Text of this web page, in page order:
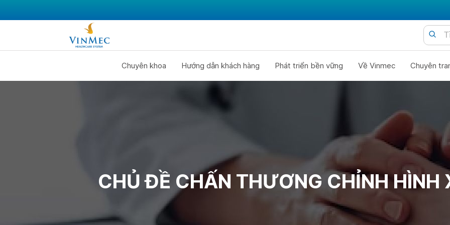
Chuyên khoa Hướng dẫn khách hàng Phát triển bền vững Về Vinmec Chuyên
CHỦ ĐỀ CHẤN THƯƠNG CHỈNH HÌNH